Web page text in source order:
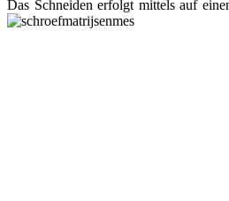
Das Schneiden erfolgt mittels auf